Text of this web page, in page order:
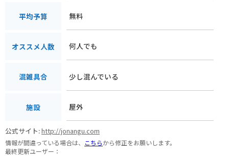
平均予算 無料
オススメ人数 何人でも
混雑具合 少し混んでいる
施設 屋外
公式サイト:http://jonangu.com
情報が間違っている場合は、 こちらから修正をお願いします。
最終更新ユーザー：